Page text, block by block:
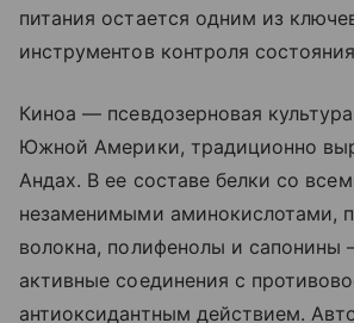
питания остается одним из
инструментов контроля
Киноа — псевдозерновая
Южной Америки, традиционно
Андах. В ее составе белки со
незаменимыми аминокислотами,
волокна, полифенолы и сапонины
активные соединения с
антиоксидантным действием.